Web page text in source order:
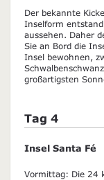
Der bekannte
Inselform
aussehen. Daher
Sie an Bord die
Insel bewohnen,
großartigsten
Tag 4
Insel Santa Fé
Vormittag: Die 24